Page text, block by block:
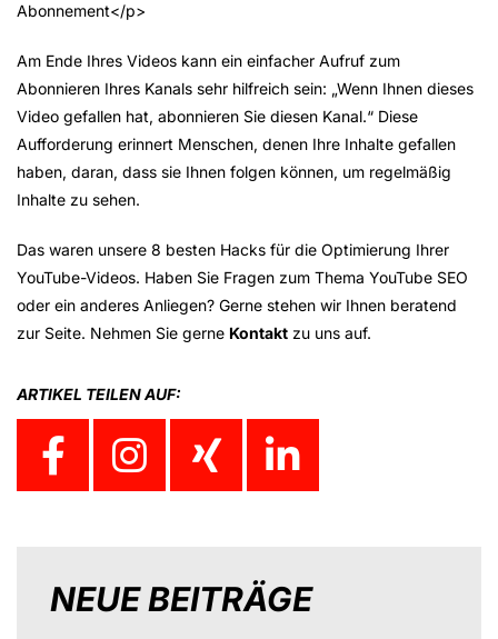
Abonnement</p>
Am Ende Ihres Videos kann ein einfacher Aufruf zum
Abonnieren Ihres Kanals sehr hilfreich sein: „Wenn Ihnen dieses
Video gefallen hat, abonnieren Sie diesen Kanal.“ Diese
Aufforderung erinnert Menschen, denen Ihre Inhalte gefallen
haben, daran, dass sie Ihnen folgen können, um regelmäßig
Inhalte zu sehen.
Das waren unsere 8 besten Hacks für die Optimierung Ihrer
YouTube-Videos. Haben Sie Fragen zum Thema YouTube SEO
oder ein anderes Anliegen? Gerne stehen wir Ihnen beratend
zur Seite. Nehmen Sie gerne Kontakt zu uns auf.
ARTIKEL TEILEN AUF:
NEUE BEITRÄGE